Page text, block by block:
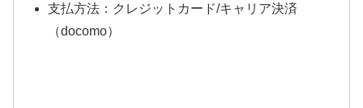
支払方法：クレジットカード/キャリア決済
（docomo）